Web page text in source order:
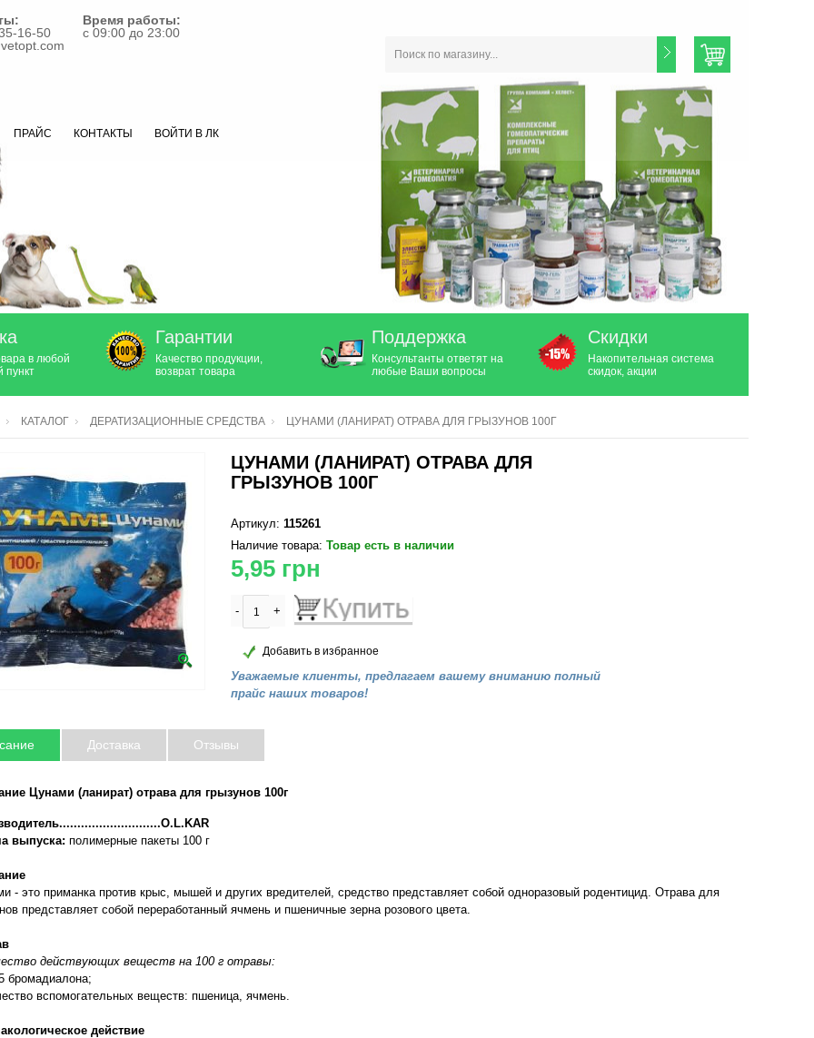
16-50
Время работы:
с 09:00 до 23:00
ПРАЙС КОНТАКТЫ ВОЙТИ В ЛК
в любой
пункт
Гарантии
Качество продукции,
возврат товара
Поддержка
Консультанты ответят на
любые Ваши вопросы
Скидки
Накопительная система
скидок, акции
КАТАЛОГ ДЕРАТИЗАЦИОННЫЕ СРЕДСТВА ЦУНАМИ (ЛАНИРАТ) ОТРАВА ДЛЯ ГРЫЗУНОВ 100Г
ЦУНАМИ (ЛАНИРАТ) ОТРАВА ДЛЯ
ГРЫЗУНОВ 100Г
Артикул: 115261
Наличие товара: Товар есть в наличии
5,95 грн
- +
Добавить в избранное
Уважаемые клиенты, предлагаем вашему вниманию полный
прайс наших товаров!
Доставка Отзывы
Цунами (ланират) отрава для грызунов 100г
выпуска: полимерные пакеты 100 г
- это приманка против крыс, мышей и других вредителей, средство представляет собой одноразовый родентицид. Отрава для
представляет собой переработанный ячмень и пшеничные зерна розового цвета.
действующих веществ на 100 г отравы:
бромадиалона;
вспомогательных веществ: пшеница, ячмень.
действие